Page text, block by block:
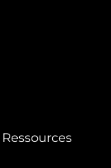
Ressources